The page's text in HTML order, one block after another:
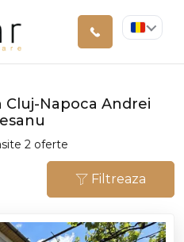
Cluj-Napoca Andrei
2 oferte
Filtreaza